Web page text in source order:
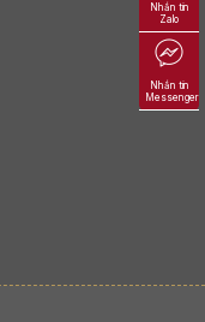
Nhắn tin
Zalo
Nhắn tin
Messenger